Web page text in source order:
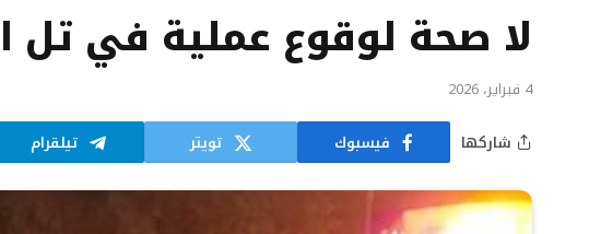
لا صحة لوقوع عملية في تل
4 فبراير، 2026
شاركها
فيسبوك تويتر تيلقرام